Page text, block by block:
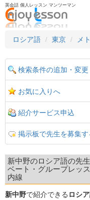
英会話 個人レッスン マンツーマン
ロシア語
東京 メ
検索条件の追加・変更
お気に入りへ
紹介サービス申込
掲示板で先生を募集す
新中野のロシア語の先
ベート・グループレッ
内線
新中野で紹介できる ロシ